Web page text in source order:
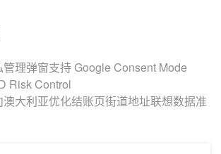
理弹窗支持 Google Consent Mode
Risk Control
大利亚优化结账页街道地址联想数据准